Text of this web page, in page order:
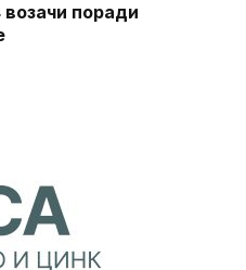
поради